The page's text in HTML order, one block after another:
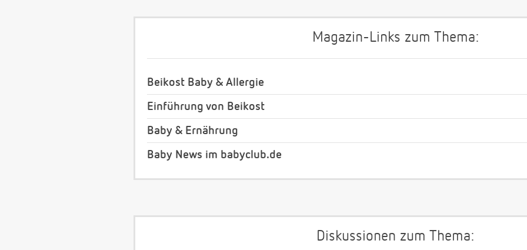
Magazin-Links zum Thema:
Beikost Baby & Allergie
Einführung von Beikost
Baby & Ernährung
Baby News im babyclub.de
Diskussionen zum Thema: